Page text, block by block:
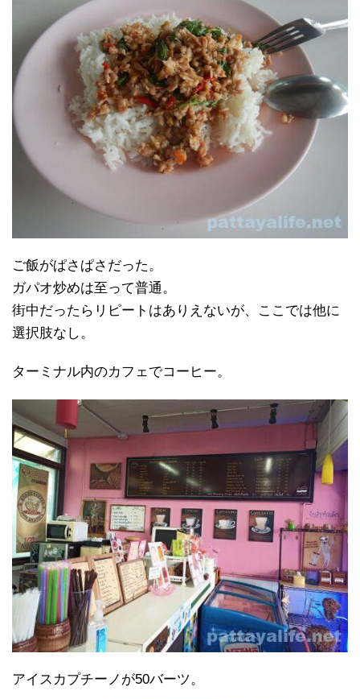
ご飯がぱさぱさだった。
ガパオ炒めは至って普通。
街中だったらリピートはありえないが、ここでは他に
選択肢なし。
ターミナル内のカフェでコーヒー。
アイスカプチーノが50バーツ。